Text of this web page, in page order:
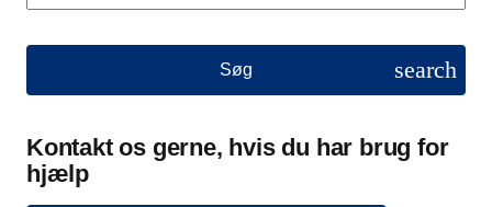
Søg search
Kontakt os gerne, hvis du har brug for
hjælp